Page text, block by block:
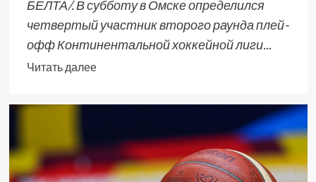
БЕЛТА/. В субботу в Омске определился
четвертый участник второго раунда плей-
офф Континентальной хоккейной лиги...
Читать далее